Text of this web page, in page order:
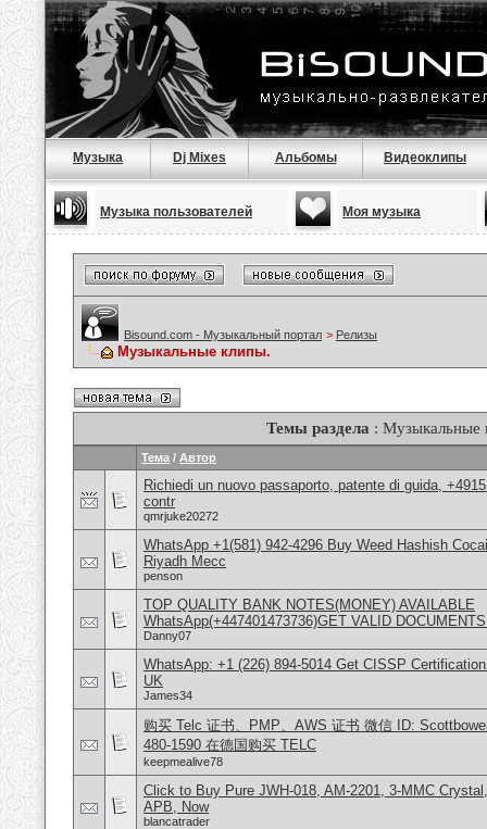
Музыка Dj Mixes Альбомы Видеоклипы
Музыка пользователей Моя музыка
Bisound.com - Музыкальный портал > Релизы
Музыкальные клипы.
Темы раздела : Музыкальные
Тема / Автор
Richiedi un nuovo passaporto, patente di guida,
contr
qmrjuke20272
WhatsApp +1(581) 942-4296 Buy Weed Hashish
Riyadh Mecc
penson
TOP QUALITY BANK NOTES(MONEY) AVAILABLE
WhatsApp(+447401473736)GET VALID
Danny07
WhatsApp: +1 (226) 894-5014​ Get CISSP
UK
James34
购买 Telc 证书、PMP、AWS 证书 微信 ID:
480-1590 在德国购买 TELC
keepmealive78
Click to Buy Pure JWH-018, AM-2201, 3-MMC
APB, Now
blancatrader